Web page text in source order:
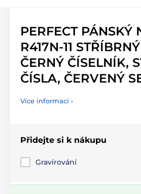
PERFECT PÁNSKÝ
R417N-11
ČERNÝ ČÍSELNÍK,
ČÍSLA, ČERVENÝ
Více informací ›
Přidejte si k nákupu
Gravírování